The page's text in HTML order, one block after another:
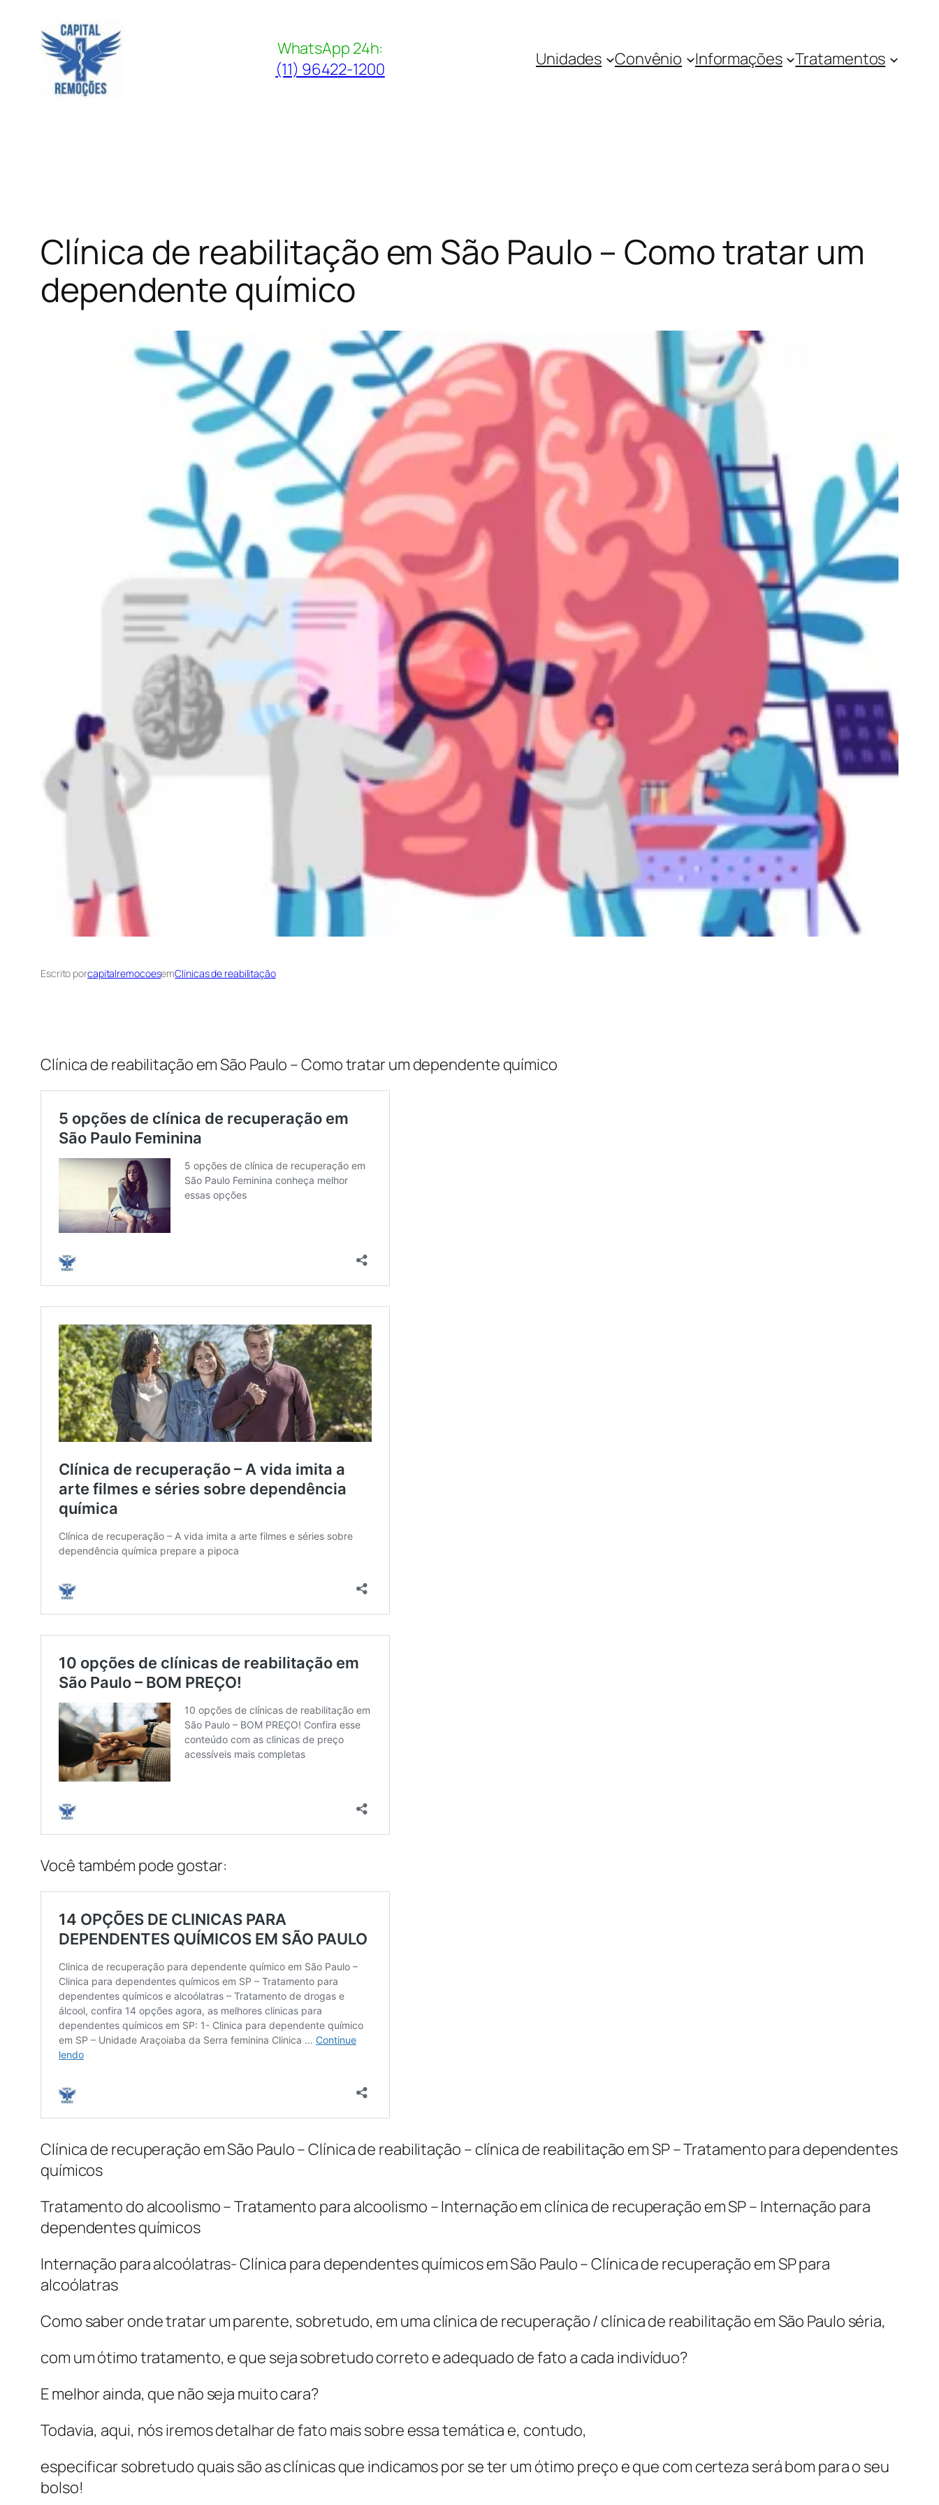
conteúdo
WhatsApp 24h:
(11) 96422-1200
Unidades Convênio Informações Tratamentos
Clínica de reabilitação em São Paulo – Como tratar um
dependente químico
Escrito porcapitalremocoesemClínicas de reabilitação
Clínica de reabilitação em São Paulo – Como tratar um dependente químico
Você também pode gostar:
Clínica de recuperação em São Paulo – Clínica de reabilitação – clínica de reabilitação em SP – Tratamento para dependentes
químicos
Tratamento do alcoolismo – Tratamento para alcoolismo – Internação em clínica de recuperação em SP – Internação para
dependentes químicos
Internação para alcoólatras- Clínica para dependentes químicos em São Paulo – Clínica de recuperação em SP para
alcoólatras
Como saber onde tratar um parente, sobretudo, em uma clínica de recuperação / clínica de reabilitação em São Paulo séria,
com um ótimo tratamento, e que seja sobretudo correto e adequado de fato a cada indivíduo?
E melhor ainda, que não seja muito cara?
Todavia, aqui, nós iremos detalhar de fato mais sobre essa temática e, contudo,
especificar sobretudo quais são as clínicas que indicamos por se ter um ótimo preço e que com certeza será bom para o seu
bolso!